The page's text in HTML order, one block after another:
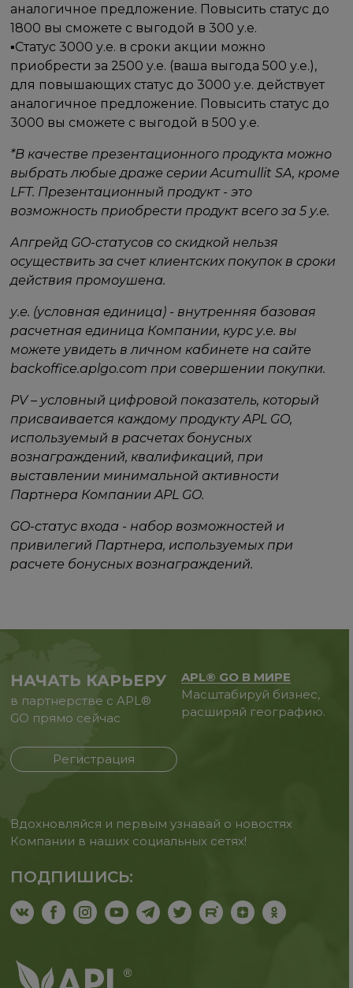
аналогичное предложение. Повысить статус до
1800 вы сможете с выгодой в 300 у.е.
▪️Статус 3000 у.е. в сроки акции можно
приобрести за 2500 у.е. (ваша выгода 500 у.е.),
для повышающих статус до 3000 у.е. действует
аналогичное предложение. Повысить статус до
3000 вы сможете с выгодой в 500 у.е.
*В качестве презентационного продукта можно
выбрать любые драже серии Acumullit SA, кроме
LFT. Презентационный продукт - это
возможность приобрести продукт всего за 5 у.е.
Апгрейд GO-статусов со скидкой нельзя
осуществить за счет клиентских покупок в сроки
действия промоушена.
у.е. (условная единица) - внутренняя базовая
расчетная единица Компании, курс у.е. вы
можете увидеть в личном кабинете на сайте
backoffice.aplgo.com при совершении покупки.
PV – условный цифровой показатель, который
присваивается каждому продукту APL GO,
используемый в расчетах бонусных
вознаграждений, квалификаций, при
выставлении минимальной активности
Партнера Компании APL GO.
GO-статус входа - набор возможностей и
привилегий Партнера, используемых при
расчете бонусных вознаграждений.
НАЧАТЬ КАРЬЕРУ
в партнерстве с APL®
GO прямо сейчас
Регистрация
APL® GO В МИРЕ
Масштабируй бизнес,
расширяй географию.
Вдохновляйся и первым узнавай о новостях
Компании в наших социальных сетях!
ПОДПИШИСЬ: